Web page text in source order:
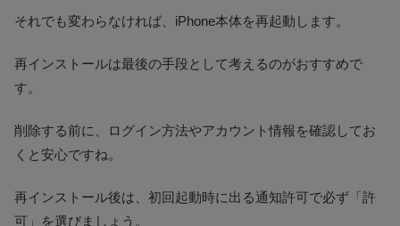
それでも変わらなければ、iPhone本体を再起動します。
再インストールは最後の手段として考えるのがおすすめで
す。
削除する前に、ログイン方法やアカウント情報を確認してお
くと安心ですね。
再インストール後は、初回起動時に出る通知許可で必ず「許
可」を選びましょう。